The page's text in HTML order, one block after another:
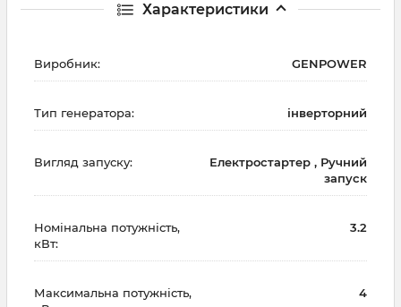
Характеристики
Виробник: GENPOWER
Тип генератора: інверторний
Вигляд запуску:
Електростартер , Ручний
запуск
Номінальна потужність,
кВт:
3.2
Максимальна потужність,
4